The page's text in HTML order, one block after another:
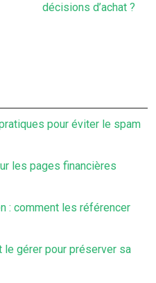
décisions d’achat ?
pour éviter le spam
les pages financières
: comment les référencer
le gérer pour préserver sa